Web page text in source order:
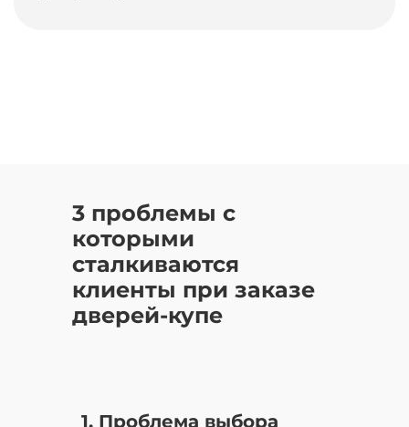
3 проблемы с
которыми
сталкиваются
клиенты при заказе
дверей-купе
1. Проблема выбора